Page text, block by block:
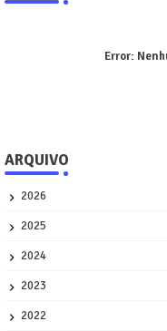
Error:
ARQUIVO
2026
2025
2024
2023
2022